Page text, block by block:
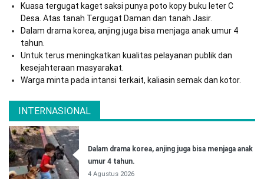
Kuasa tergugat kaget saksi punya poto kopy buku leter C
Desa. Atas tanah Tergugat Daman dan tanah Jasir.
Dalam drama korea, anjing juga bisa menjaga anak umur 4
tahun.
Untuk terus meningkatkan kualitas pelayanan publik dan
kesejahteraan masyarakat.
Warga minta pada intansi terkait, kaliasin semak dan kotor.
INTERNASIONAL
Dalam drama korea, anjing juga bisa menjaga anak
umur 4 tahun.
4 Agustus 2026